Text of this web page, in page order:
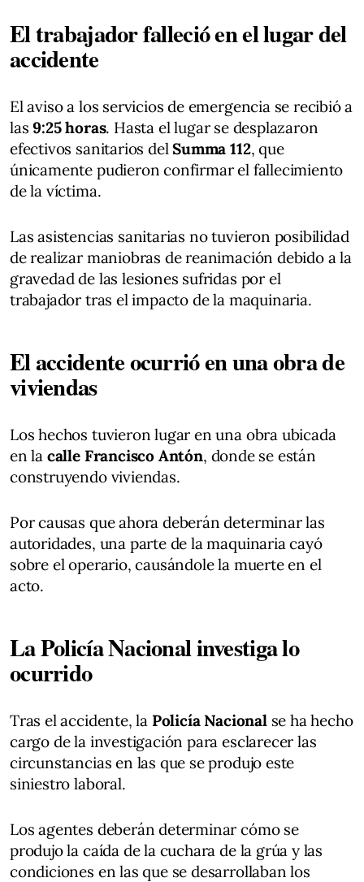
El trabajador falleció en el lugar del
accidente
El aviso a los servicios de emergencia se recibió a
las9:25 horas. Hasta el lugar se desplazaron
efectivos sanitarios delSumma 112, que
únicamente pudieron confirmar el fallecimiento
de la víctima.
Las asistencias sanitarias no tuvieron posibilidad
de realizar maniobras de reanimación debido a la
gravedad de las lesiones sufridas por el
trabajador tras el impacto de la maquinaria.
El accidente ocurrió en una obra de
viviendas
Los hechos tuvieron lugar en una obra ubicada
en la calle Francisco Antón, donde se están
construyendo viviendas.
Por causas que ahora deberán determinar las
autoridades, una parte de la maquinaria cayó
sobre el operario, causándole la muerte en el
acto.
La Policía Nacional investiga lo
ocurrido
Tras el accidente, la Policía Nacionalse ha hecho
cargo de la investigación para esclarecer las
circunstancias en las que se produjo este
siniestro laboral.
Los agentes deberán determinar cómo se
produjo la caída de la cuchara de la grúa y las
condiciones en las que se desarrollaban los